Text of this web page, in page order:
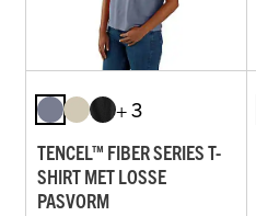
+ 3
TENCEL™ FIBER SERIES T-
SHIRT MET LOSSE
PASVORM